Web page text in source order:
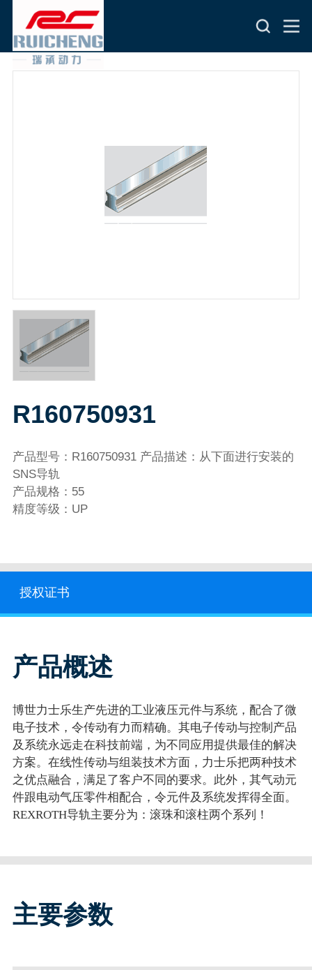
R160750931
产品型号：R160750931 产品描述：从下面进行安装的
SNS导轨
产品规格：55
精度等级：UP
授权证书
产品概述
博世力士乐生产先进的工业液压元件与系统，配合了微
电子技术，令传动有力而精确。其电子传动与控制产品
及系统永远走在科技前端，为不同应用提供最佳的解决
方案。在线性传动与组装技术方面，力士乐把两种技术
之优点融合，满足了客户不同的要求。此外，其气动元
件跟电动气压零件相配合，令元件及系统发挥得全面。
REXROTH导轨主要分为：滚珠和滚柱两个系列！
主要参数